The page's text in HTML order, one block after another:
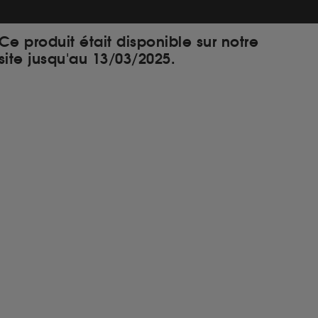
produit était disponible sur notre
jusqu'au 13/03/2025.